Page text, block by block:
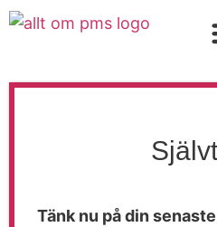
Tänk nu på din senaste